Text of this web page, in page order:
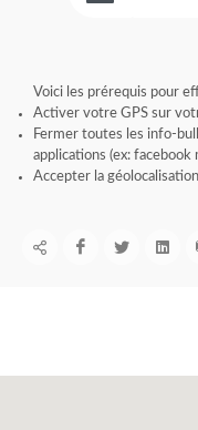
Voici les prérequis pour
Activer votre GPS sur
Fermer toutes les info-
applications (ex: facebook
Accepter la